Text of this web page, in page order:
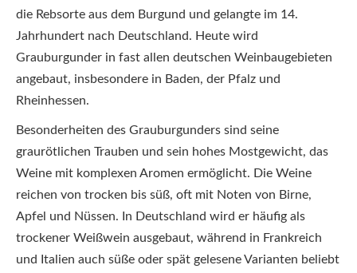
die Rebsorte aus dem Burgund und gelangte im 14.
Jahrhundert nach Deutschland. Heute wird
Grauburgunder in fast allen deutschen Weinbaugebieten
angebaut, insbesondere in Baden, der Pfalz und
Rheinhessen.
Besonderheiten des Grauburgunders sind seine
graurötlichen Trauben und sein hohes Mostgewicht, das
Weine mit komplexen Aromen ermöglicht. Die Weine
reichen von trocken bis süß, oft mit Noten von Birne,
Apfel und Nüssen. In Deutschland wird er häufig als
trockener Weißwein ausgebaut, während in Frankreich
und Italien auch süße oder spät gelesene Varianten beliebt